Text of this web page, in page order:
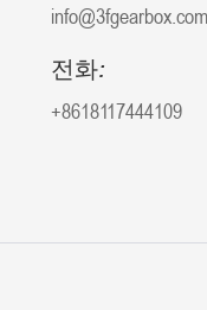
info@3fgearbox.com
전화:
+8618117444109